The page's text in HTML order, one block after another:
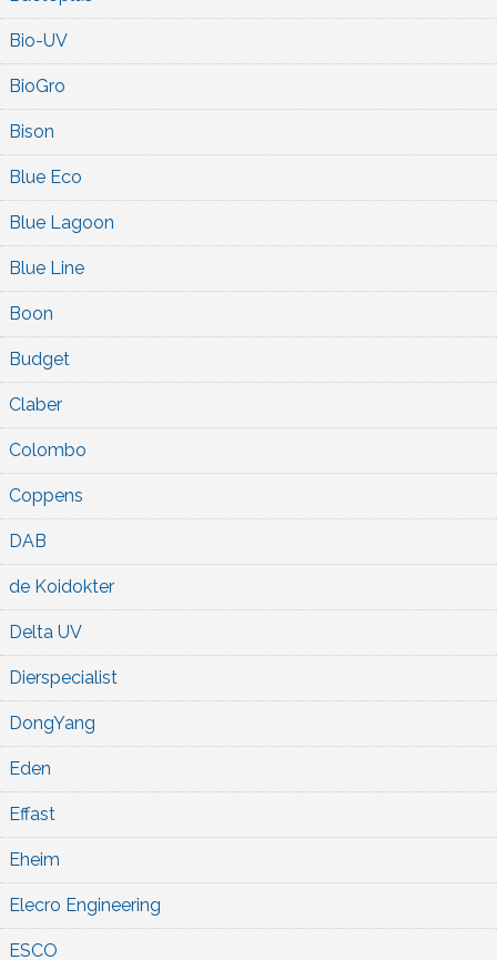
Bio-UV
BioGro
Bison
Blue Eco
Blue Lagoon
Blue Line
Boon
Budget
Claber
Colombo
Coppens
DAB
de Koidokter
Delta UV
Dierspecialist
DongYang
Eden
Effast
Eheim
Elecro Engineering
ESCO